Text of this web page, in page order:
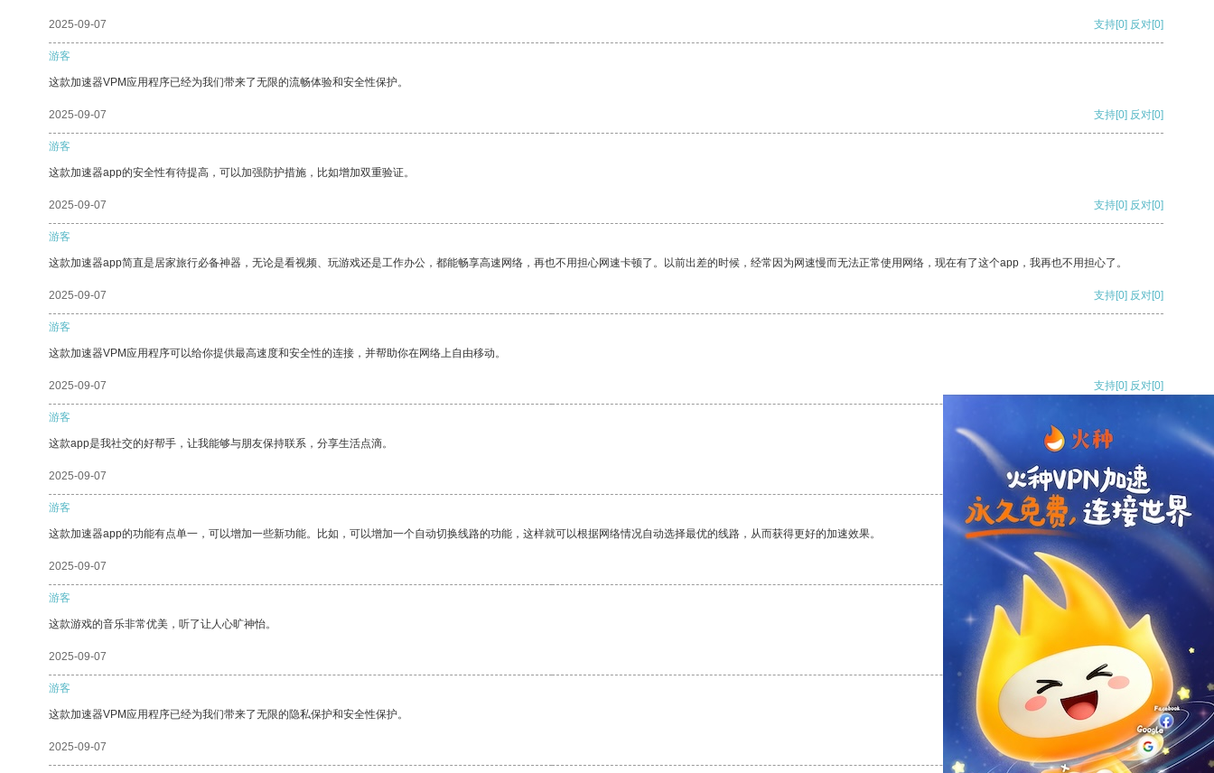
2025-09-07 支持[0] 反对[0]
游客
这款加速器VPM应用程序已经为我们带来了无限的流畅体验和安全性保护。
2025-09-07 支持[0] 反对[0]
游客
这款加速器app的安全性有待提高，可以加强防护措施，比如增加双重验证。
2025-09-07 支持[0] 反对[0]
游客
这款加速器app简直是居家旅行必备神器，无论是看视频、玩游戏还是工作办公，都能畅享高速网络，再也不用担心网速卡顿了。以前出差的时候，经常因为网速慢而无法正常使用网络，现在有了这个app，我再也不用担心了。
2025-09-07 支持[0] 反对[0]
游客
这款加速器VPM应用程序可以给你提供最高速度和安全性的连接，并帮助你在网络上自由移动。
2025-09-07 支持[0] 反对[0]
游客
这款app是我社交的好帮手，让我能够与朋友保持联系，分享生活点滴。
2025-09-07 支持[0] 反对
游客
这款加速器app的功能有点单一，可以增加一些新功能。比如，可以增加一个自动切换线路的功能，这样就可以根据网络情况自动选择最优的线路，从而获得更好的加速效果。
2025-09-07 支持
游客
这款游戏的音乐非常优美，听了让人心旷神怡。
2025-09-07 反对 [0]
游客
这款加速器VPM应用程序已经为我们带来了无限的隐私保护和安全性保护。
2025-09-07 支持[0] 反对[0]